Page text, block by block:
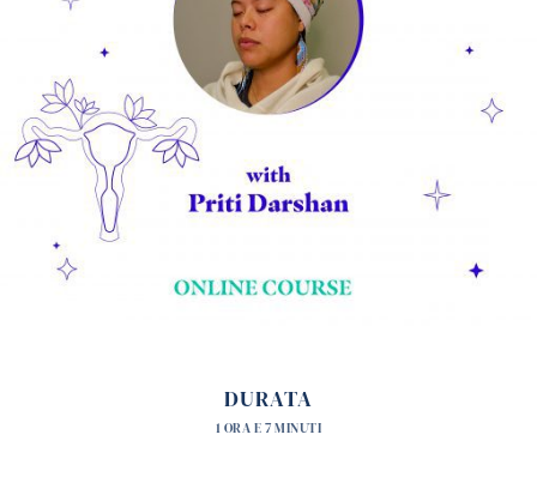
DURATA
1 ORA E 7 MINUTI